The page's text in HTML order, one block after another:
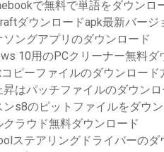
で無料で単語をダウンロ
ダウンロードapk最新バージ
ソングアプリのダウンロード
10用のPCクリーナー無料ダ
ピーファイルのダウンロード
昇はパッチファイルのダウン
s8のピットファイルをダウン
クラウド無料ダウンロード
ステアリングドライバーのダ